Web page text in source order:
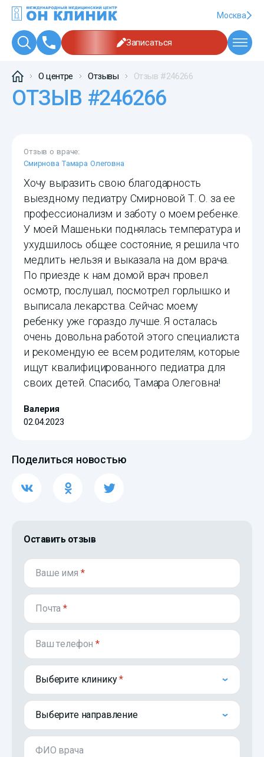
Москва
Записаться
О центре Отзывы Отзыв #246266
ОТЗЫВ #246266
Отзыв о враче:
Смирнова Тамара Олеговна
Хочу выразить свою благодарность
выездному педиатру Смирновой Т. О. за ее
профессионализм и заботу о моем ребенке.
У моей Машеньки поднялась температура и
ухудшилось общее состояние, я решила что
медлить нельзя и выказала на дом врача.
По приезде к нам домой врач провел
осмотр, послушал, посмотрел горлышко и
выписала лекарства. Сейчас моему
ребенку уже гораздо лучше. Я осталась
очень довольна работой этого специалиста
и рекомендую ее всем родителям, которые
ищут квалифицированного педиатра для
своих детей. Спасибо, Тамара Олеговна!
Валерия
02.04.2023
Поделиться новостью
Оставить отзыв
Ваше имя *
Почта*
Ваш телефон*
Выберите клинику
Выберите направление
ФИО врача